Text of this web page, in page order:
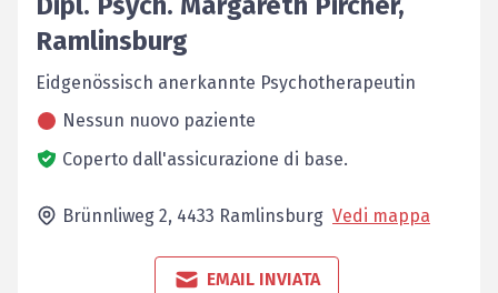
Ramlinsburg
Eidgenössisch anerkannte Psychotherapeutin
Nessun nuovo paziente
Coperto dall'assicurazione di base.
Brünnliweg 2, 4433 Ramlinsburg Vedi mappa
EMAIL INVIATA